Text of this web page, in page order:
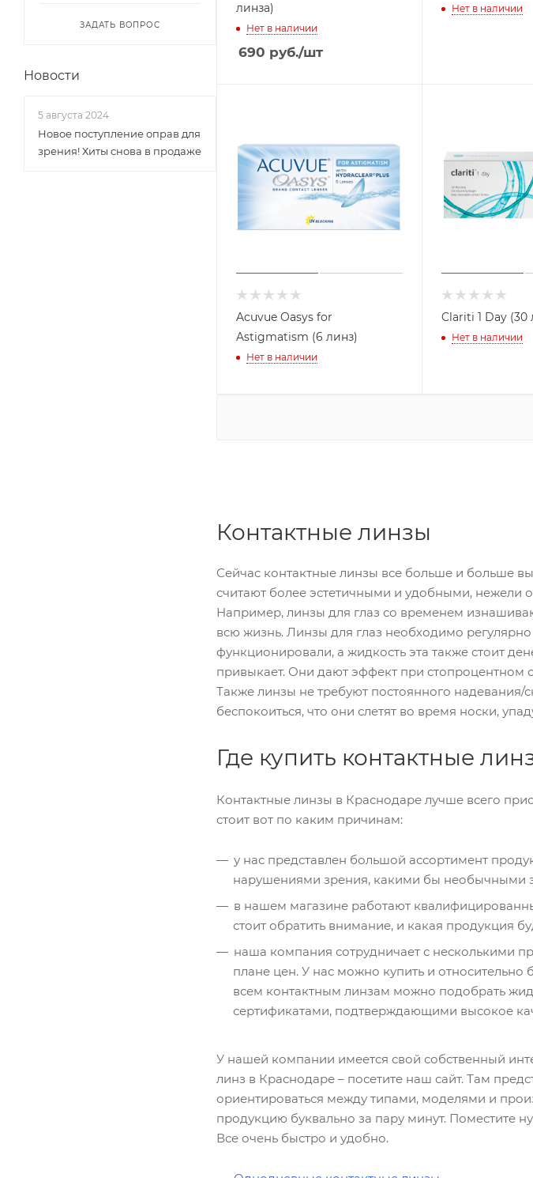
линза)
Нет в наличии
690 руб./шт
Нет в наличии
Acuvue Oasys for
Astigmatism (6 линз)
Нет в наличии
Clariti 1 Day (30
Нет в наличии
Контактные линзы
Сейчас контактные линзы все больше и больше
считают более эстетичными и удобными, нежели
Например, линзы для глаз со временем
всю жизнь. Линзы для глаз необходимо
функционировали, а жидкость эта также стоит
привыкает. Они дают эффект при стопроцентном
Также линзы не требуют постоянного
беспокоиться, что они слетят во время носки,
Где купить контактные
Контактные линзы в Краснодаре лучше всего
стоит вот по каким причинам:
у нас представлен большой ассортимент
нарушениями зрения, какими бы необычными
в нашем магазине работают
стоит обратить внимание, и какая продукция
наша компания сотрудничает с несколькими
плане цен. У нас можно купить и
всем контактным линзам можно подобрать
сертификатами, подтверждающими высокое
У нашей компании имеется свой собственный
линз в Краснодаре – посетите наш сайт. Там
ориентироваться между типами, моделями и
продукцию буквально за пару минут. Поместите
Все очень быстро и удобно.
ЗАДАТЬ ВОПРОС
Новости
5 августа 2024
Новое поступление оправ для
зрения! Хиты снова в продаже